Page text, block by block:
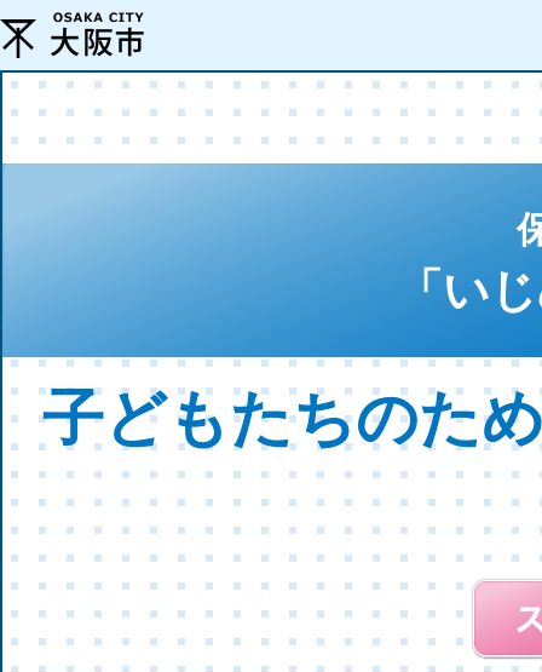
「い
子どもたちのた